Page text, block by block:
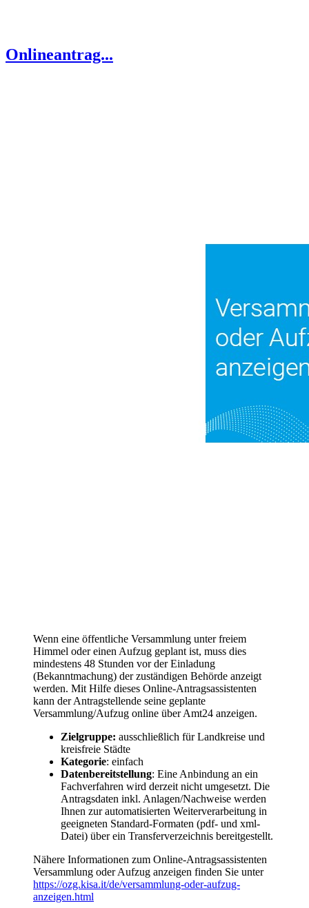
Onlineantrag...
Wenn eine öffentliche Versammlung unter freiem
Himmel oder einen Aufzug geplant ist, muss dies
mindestens 48 Stunden vor der Einladung
(Bekanntmachung) der zuständigen Behörde anzeigt
werden. Mit Hilfe dieses Online-Antragsassistenten
kann der Antragstellende seine geplante
Versammlung/Aufzug online über Amt24 anzeigen.
Zielgruppe: ausschließlich für Landkreise und
kreisfreie Städte
Kategorie: einfach
Datenbereitstellung: Eine Anbindung an ein
Fachverfahren wird derzeit nicht umgesetzt. Die
Antragsdaten inkl. Anlagen/Nachweise werden
Ihnen zur automatisierten Weiterverarbeitung in
geeigneten Standard-Formaten (pdf- und xml-
Datei) über ein Transferverzeichnis bereitgestellt.
Nähere Informationen zum Online-Antragsassistenten
Versammlung oder Aufzug anzeigen finden Sie unter
https://ozg.kisa.it/de/versammlung-oder-aufzug-
anzeigen.html